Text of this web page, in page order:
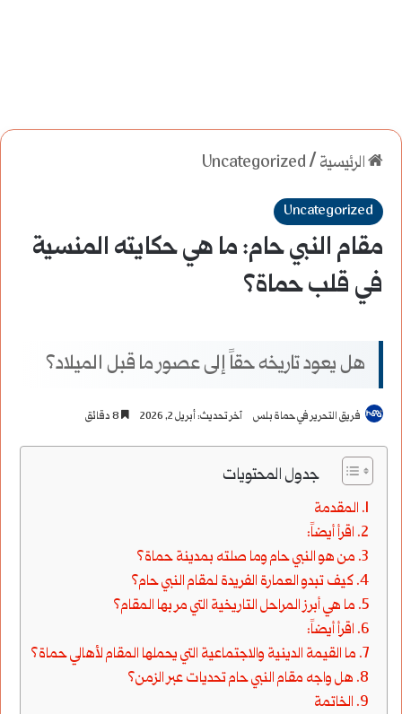
الرئيسية /
Uncategorized
Uncategorized
مقام النبي حام: ما هي حكايته المنسية
في قلب حماة؟
هل يعود تاريخه حقاً إلى عصور ما قبل الميلاد؟
فريق التحرير في حماة بلس آخر تحديث: أبريل 2, 2026
جدول المحتويات
المقدمة
اقرأ أيضاً:
من هو النبي حام وما صلته بمدينة حماة؟
كيف تبدو العمارة الفريدة لمقام النبي حام؟
ما هي أبرز المراحل التاريخية التي مر بها المقام؟
اقرأ أيضاً:
ما القيمة الدينية والاجتماعية التي يحملها المقام لأهالي حماة؟
هل واجه مقام النبي حام تحديات عبر الزمن؟
الخاتمة